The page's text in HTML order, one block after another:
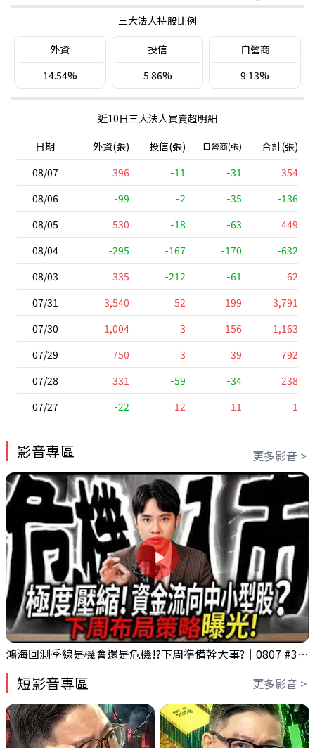
三大法人持股比例
外資
14.54%
投信
5.86%
自營商
9.13%
近10日三大法人買賣超明細
日期
外資(張) 投信(張) 自營商(張)
合計(張)
08/07
396 -11 -31
354
08/06
-99 -2 -35
-136
08/05
530 -18 -63
449
08/04
-295 -167 -170
-632
08/03
335 -212 -61
62
07/31
3,540 52 199
3,791
07/30
1,004 3 156
1,163
07/29
750 3 39
792
07/28
331 -59 -34
238
07/27
-22 12 11 1
影音專區 更多影音 >
鴻海回測季線是機會還是危機!?下周準備幹大事?｜0807 #3661 #2317 #2317鴻海
短影音專區 更多影音 >